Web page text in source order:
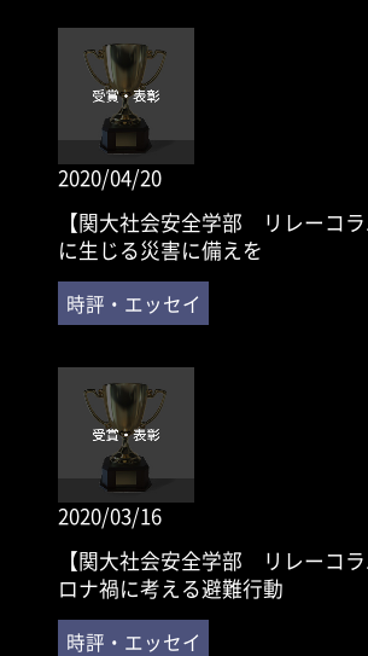
2020/04/20
【関大社会安全学部 リレーコ
に生じる災害に備えを
2020/03/16
【関大社会安全学部 リレーコ
ロナ禍に考える避難行動